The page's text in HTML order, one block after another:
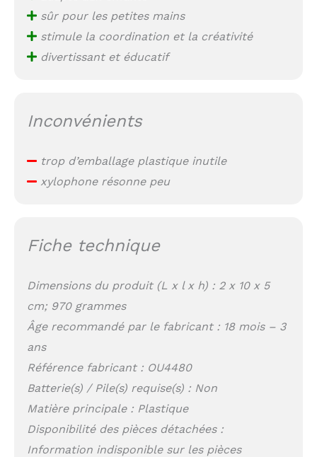
sûr pour les petites mains
stimule la coordination et la créativité
divertissant et éducatif
Inconvénients
trop d’emballage plastique inutile
xylophone résonne peu
Fiche technique
Dimensions du produit (L x l x h) : 2 x 10 x 5
cm; 970 grammes
Âge recommandé par le fabricant : 18 mois – 3
ans
Référence fabricant : OU4480
Batterie(s) / Pile(s) requise(s) : Non
Matière principale : Plastique
Disponibilité des pièces détachées :
Information indisponible sur les pièces